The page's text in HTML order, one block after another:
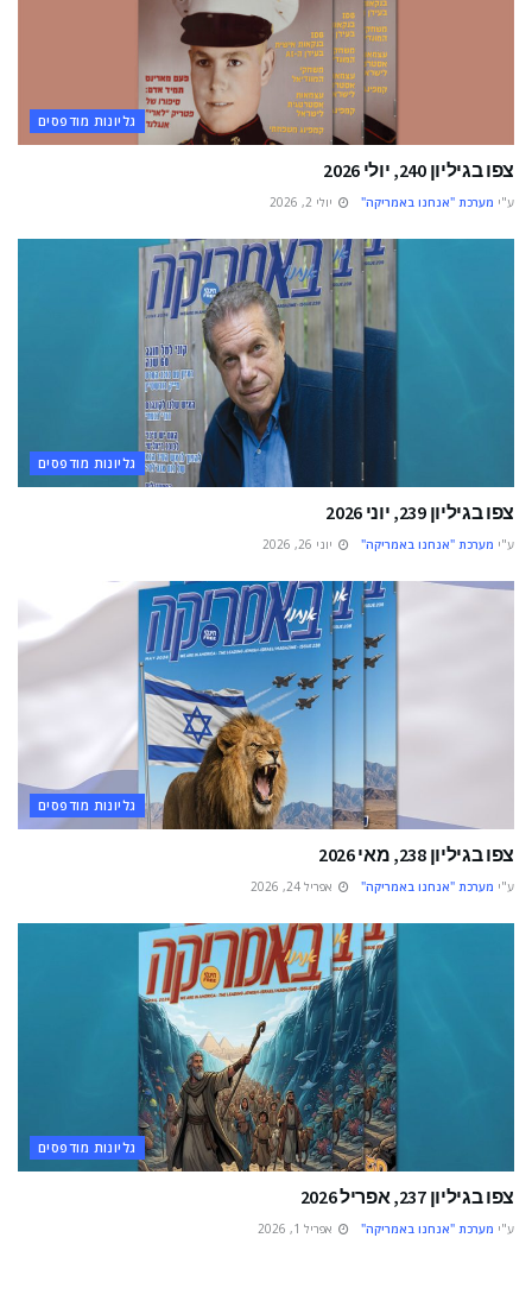
גליונות מודפסים
צפו בגיליון 240, יולי 2026
ע"י מערכת "אנחנו באמריקה" יולי 2, 2026
גליונות מודפסים
צפו בגיליון 239, יוני 2026
ע"י מערכת "אנחנו באמריקה" יוני 26, 2026
גליונות מודפסים
צפו בגיליון 238, מאי 2026
ע"י מערכת "אנחנו באמריקה" אפריל 24, 2026
גליונות מודפסים
צפו בגיליון 237, אפריל 2026
ע"י מערכת "אנחנו באמריקה" אפריל 1, 2026